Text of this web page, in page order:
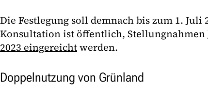
Die Festlegung soll demnach bis zum 1. Juli
Konsultation ist öffentlich, Stellungnahmen
2023 eingereichtwerden.
Doppelnutzung von Grünland